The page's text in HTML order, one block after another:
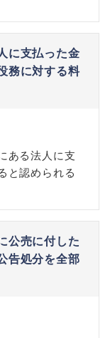
に支払った金
務に対する料
ある法人に支
と認められる
公売に付した
告処分を全部